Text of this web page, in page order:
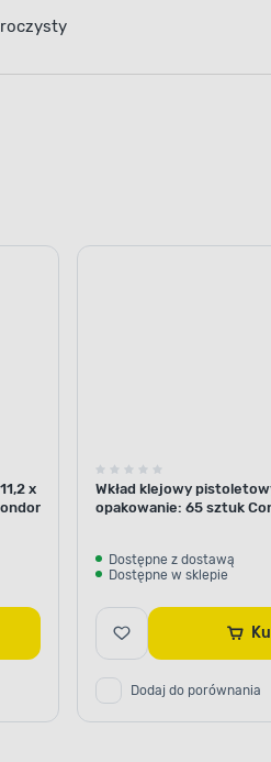
x
Wkład klejowy
opakowanie: 65 sztuk
Dostępne z dostawą
Dostępne w sklepie
Dodaj do porównania